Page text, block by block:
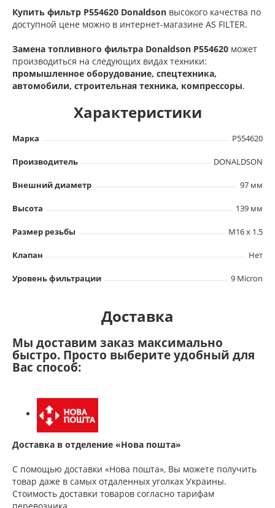
Купить фильтр P554620 Donaldson высокого качества по
доступной цене можно в интернет-магазине AS FILTER.
Замена топливного фильтра Donaldson P554620 может
производиться на следующих видах техники:
промышленное оборудование, спецтехника,
автомобили, строительная техника, компрессоры.
Характеристики
Марка P554620
Производитель DONALDSON
Внешний диаметр 97 мм
Высота 139 мм
Размер резьбы M16 x 1.5
Клапан Нет
Уровень фильтрации 9 Micron
Доставка
Мы доставим заказ максимально
быстро. Просто выберите удобный для
Вас способ:
Доставка в отделение «Нова пошта»
С помощью доставки «Нова пошта», Вы можете получить
товар даже в самых отдаленных уголках Украины.
Стоимость доставки товаров согласно тарифам
перевозчика.